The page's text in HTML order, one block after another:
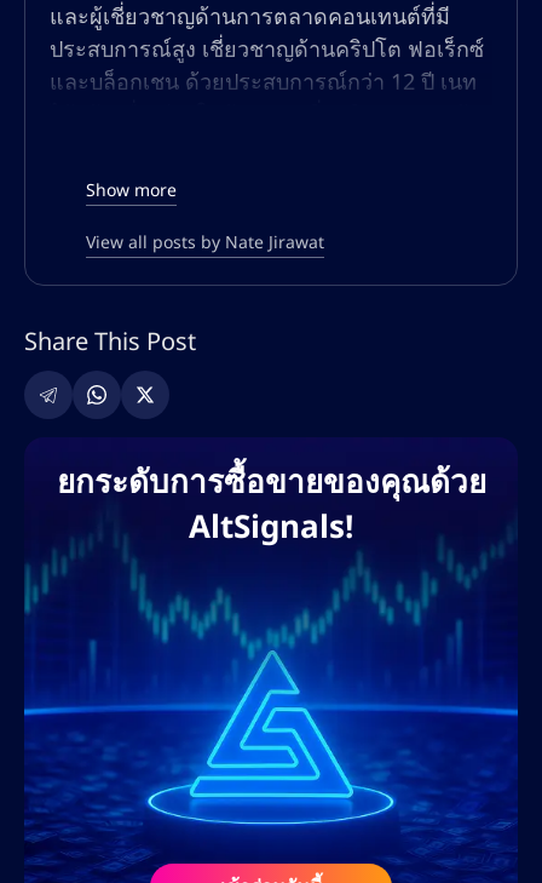
และผู้เชี่ยวชาญด้านการตลาดคอนเทนต์ที่มี
ประสบการณ์สูง เชี่ยวชาญด้านคริปโต ฟอเร็กซ์
และบล็อกเชน ด้วยประสบการณ์กว่า 12 ปี เนท
ในการค้นหา และการสร้างคอนเทนต์ที่มีอัตรา
การแปลงสูงสำหรับแพลตฟอร์มทางการเงินและ
การซื้อขายทั่วโลก
เทคนิค การปรับแต่งทั้งแบบออนเพจและออฟ
และการตลาดคอนเทนต์ที่ขับเคลื่อนด้วย AI เขา
เคยร่วมงานกับแพลตฟอร์มแลกเปลี่ยนคริปโต
ชั้นนำ โบรกเกอร์ฟอเร็กซ์ โครงการ DeFi และ
แพลตฟอร์มการศึกษาด้านการซื้อขาย เพื่อช่วย
ให้แบรนด์ต่างๆ ขยายการเข้าถึงบนโลกดิจิทัล
และครองอันดับการค้นหา แนวทางที่ขับเคลื่อน
ด้วยข้อมูลของเขาช่วยให้มั่นใจได้ว่าจะได้รับ
ROI สูงสุด การมีส่วนร่วมของผู้ใช้ และการสร้าง
ลีดสูงสุด ผ่านบล็อกที่ปรับแต่ง SEO หน้าแลนดิ้ง
เพจ และกลยุทธ์คอนเทนต์ที่เน้นการแปลงเป็น
ลูกค้า
ก่อนร่วมงานกับ AltSignals ในเดือนกุมภาพันธ์
2568 เนทเคยร่วมงานกับเว็บไซต์สื่อคริปโตชั้น
นำ ศูนย์การเรียนรู้ฟอเร็กซ์ และโปรเจกต์ Web3
ในฐานะที่ปรึกษา SEO และนักวางกลยุทธ์ด้าน
Show more
View all posts by Nate Jirawat
Share This Post
ยกระดับการซื้อขายของคุณด้วย
AltSignals!